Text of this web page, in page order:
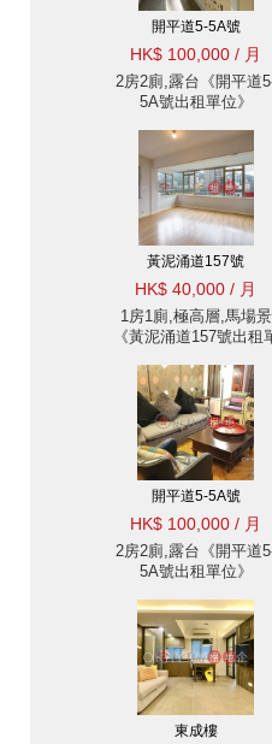
開平道5-5A號
HK$ 100,000 / 月
2房2廁,露台《開平道
5A號出租單位》
黃泥涌道157號
HK$ 40,000 / 月
1房1廁,極高層,馬場景
《黃泥涌道157號出租
開平道5-5A號
HK$ 100,000 / 月
2房2廁,露台《開平道
5A號出租單位》
東成樓